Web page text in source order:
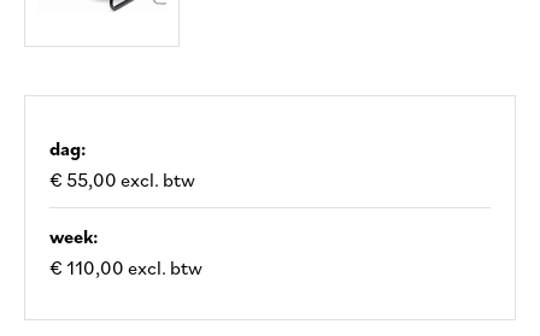
dag:
€ 55,00 excl. btw
week:
€ 110,00 excl. btw